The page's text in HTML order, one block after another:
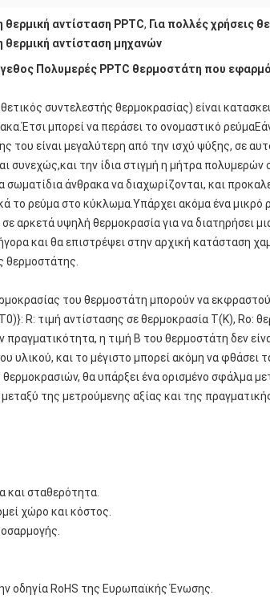
θερμική αντίσταση PPTC, Για πολλές χρήσεις
θερμική αντίσταση μηχανών
Πολυμερές PPTC θερμοστάτη που
συντελεστής θερμοκρασίας) είναι
μπορεί να περάσει το ονομαστικό
του είναι μεγαλύτερη από την ισχύ ψύξης, σε
συνεχώς,και την ίδια στιγμή η μήτρα πολυμερών
σωματίδια άνθρακα να διαχωρίζονται, και
το ρεύμα στο κύκλωμα.Υπάρχει ακόμα ένα
αρκετά υψηλή θερμοκρασία για να διατηρήσει
και θα επιστρέψει στην αρχική κατάσταση
θερμοστάτης.
του θερμοστάτη μπορούν να
R: τιμή αντίστασης σε θερμοκρασία T(K), Ro:
η τιμή Β του θερμοστάτη δεν
υλικού, και το μέγιστο μπορεί ακόμη να φθάσει
θα υπάρξει ένα ορισμένο σφάλμα
της μετρούμενης αξίας και της
και σταθερότητα.
χώρο και κόστος.
οδηγία RoHS της Ευρωπαϊκής Ένωσης.